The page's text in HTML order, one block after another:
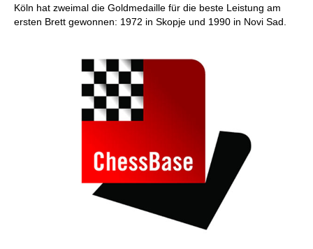
Köln hat zweimal die Goldmedaille für die beste Leistung am
ersten Brett gewonnen: 1972 in Skopje und 1990 in Novi Sad.